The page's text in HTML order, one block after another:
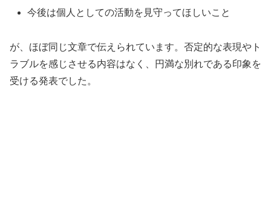
今後は個人としての活動を見守ってほしいこと
が、ほぼ同じ文章で伝えられています。否定的な表現やト
ラブルを感じさせる内容はなく、円満な別れである印象を
受ける発表でした。